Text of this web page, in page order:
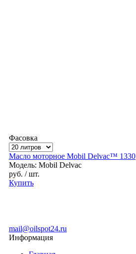
Фасовка
Масло моторное Mobil Delvac™ 1330
Модель: Mobil Delvac
руб. / шт.
Купить
mail@oilspot24.ru
Информация